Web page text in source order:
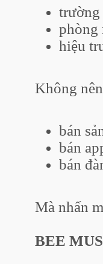
trường
phòng
hiệu
Không
bán
bán
bán
Mà nhấn
BEE